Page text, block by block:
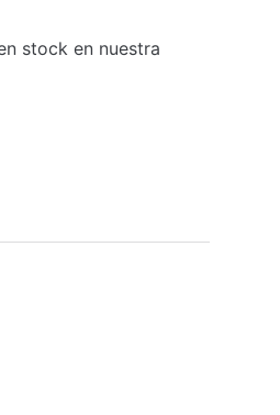
stock en nuestra